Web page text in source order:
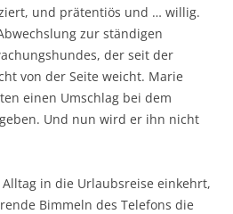
und prätentiös und … willig.
zur ständigen
der seit der
von der Seite weicht. Marie
einen Umschlag bei dem
Und nun wird er ihn nicht
Alltag in die Urlaubsreise einkehrt,
Bimmeln des Telefons die